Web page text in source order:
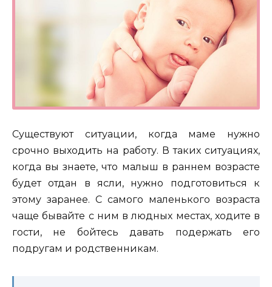
Существуют ситуации, когда маме нужно
срочно выходить на работу. В таких ситуациях,
когда вы знаете, что малыш в раннем возрасте
будет отдан в ясли, нужно подготовиться к
этому заранее. С самого маленького возраста
чаще бывайте с ним в людных местах, ходите в
гости, не бойтесь давать подержать его
подругам и родственникам.